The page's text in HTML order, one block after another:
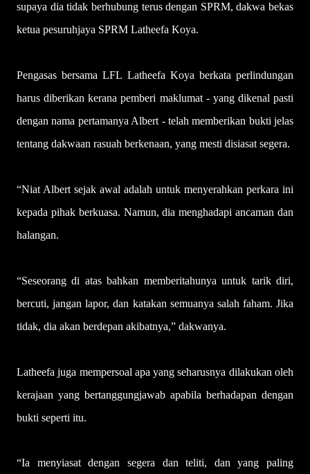
supaya dia tidak berhubung terus dengan SPRM, dakwa bekas
ketua pesuruhjaya SPRM Latheefa Koya.
Pengasas bersama LFL Latheefa Koya berkata perlindungan
harus diberikan kerana pemberi maklumat - yang dikenal pasti
dengan nama pertamanya Albert - telah memberikan bukti jelas
tentang dakwaan rasuah berkenaan, yang mesti disiasat segera.
“Niat Albert sejak awal adalah untuk menyerahkan perkara ini
kepada pihak berkuasa. Namun, dia menghadapi ancaman dan
halangan.
“Seseorang di atas bahkan memberitahunya untuk tarik diri,
bercuti, jangan lapor, dan katakan semuanya salah faham. Jika
tidak, dia akan berdepan akibatnya,” dakwanya.
Latheefa juga mempersoal apa yang seharusnya dilakukan oleh
kerajaan yang bertanggungjawab apabila berhadapan dengan
bukti seperti itu.
“Ia menyiasat dengan segera dan teliti, dan yang paling